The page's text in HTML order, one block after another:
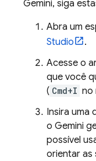
Gemini, siga
Abra um
Studio
.
Acesse o
que você
( Cmd+I no
Insira uma
o Gemini
possível
orientar as